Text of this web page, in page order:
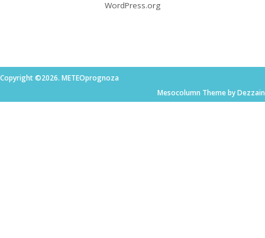
WordPress.org
Copyright ©2026. METEOprognoza
Mesocolumn Theme by Dezzain